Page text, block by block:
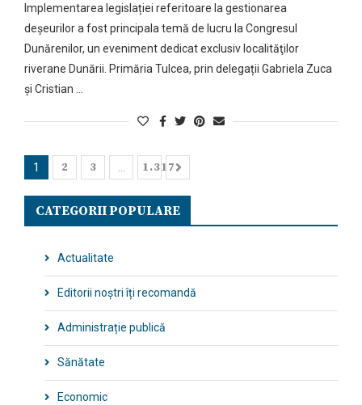
Implementarea legislației referitoare la gestionarea
deșeurilor a fost principala temă de lucru la Congresul
Dunărenilor, un eveniment dedicat exclusiv localităţilor
riverane Dunării. Primăria Tulcea, prin delegații Gabriela Zuca
și Cristian …
1 2 3 1.317
CATEGORII POPULARE
Actualitate
Editorii noștri îți recomandă
Administrație publică
Sănătate
Economic